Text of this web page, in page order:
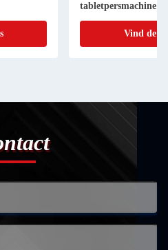
tabletpersmachine
Vind de